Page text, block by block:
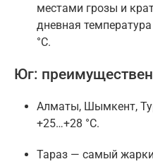
местами грозы и
дневная
°C.
Юг:
Алматы, Шымкент,
+25…+28 °C.
Тараз — самый